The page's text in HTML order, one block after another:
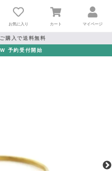
お気に入り カート マイページ
購入で送料無料
予約受付開始